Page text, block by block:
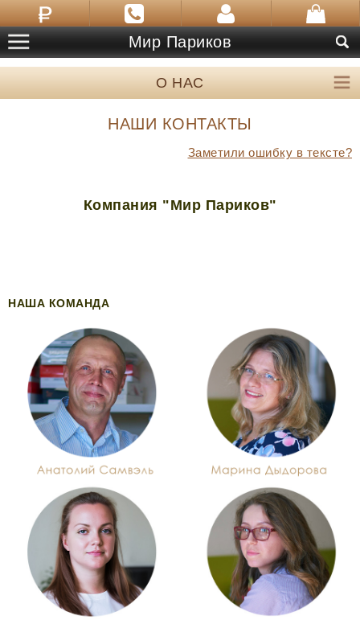
Мир Париков
О НАС
НАШИ КОНТАКТЫ
Заметили ошибку в тексте?
Компания "Мир Париков"
НАША КОМАНДА